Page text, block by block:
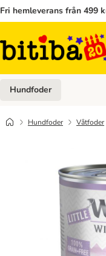
Fri hemleverans från 499
Hundfoder
Hundfoder Våtfoder